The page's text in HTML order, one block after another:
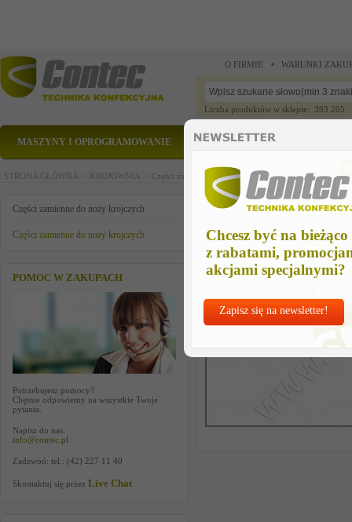
Chcesz być na bieżąco
z rabatami,
akcjami specjalnymi?
Zapisz się na newsletter!
O FIRMIE WARUNKI
Liczba produktów w sklepie: 393 205
MASZYNY I OPROGRAMOWANIE CZĘŚCI ZAMIENNE
STRONA GŁÓWNA > KROJOWNIA > Części zamienne do noży krojczych >Części
Części zamienne do noży krojczych
Części zamienne do noży krojczych
POMOC W ZAKUPACH
Potrzebujesz pomocy?
Chętnie odpowiemy na wszystkie Twoje
pytania.
Napisz do nas:
info@contec.pl
Zadzwoń: tel.: (42) 227 11 40
Skontaktuj się przez Live Chat
czesc zamienna